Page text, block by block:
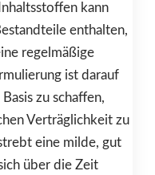
kann
enthalten,
regelmäßige
ist darauf
zu schaffen,
Verträglichkeit zu
eine milde, gut
über die Zeit